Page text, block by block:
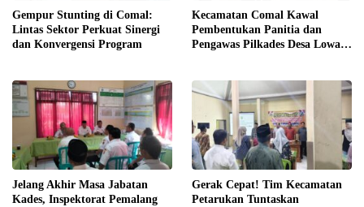
Gempur Stunting di Comal:
Lintas Sektor Perkuat Sinergi
dan Konvergensi Program
Kecamatan Comal Kawal
Pembentukan Panitia dan
Pengawas Pilkades Desa Lowa
Jelang Akhir Masa Jabatan
Kades, Inspektorat Pemalang
Gerak Cepat! Tim Kecamatan
Petarukan Tuntaskan